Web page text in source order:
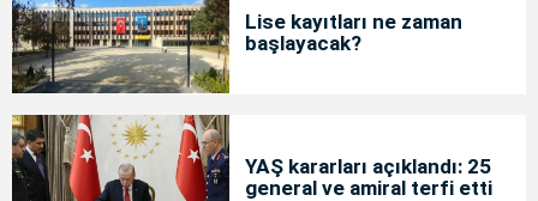
Lise kayıtları ne zaman
başlayacak?
YAŞ kararları açıklandı: 25
general ve amiral terfi etti